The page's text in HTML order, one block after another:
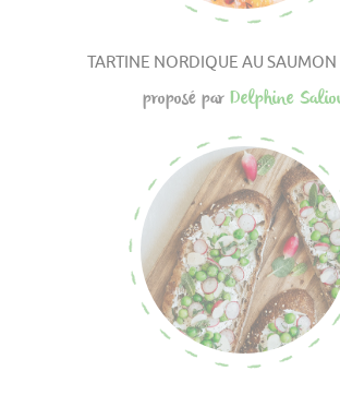
TARTINE NORDIQUE AU
proposé par Delphine